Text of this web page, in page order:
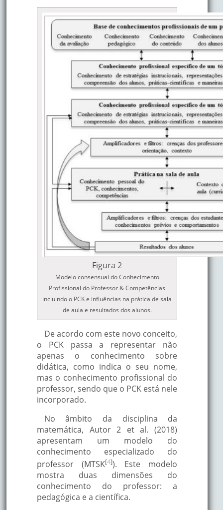
Figura 2
Modelo consensual do Conhecimento
Profissional do Professor & Competências
incluindo o PCK e influências na prática de sala
de aula e resultados dos alunos.
De acordo com este novo conceito,
o PCK passa a representar não
apenas o conhecimento sobre
didática, como indica o seu nome,
mas o conhecimento profissional do
professor, sendo que o PCK está nele
incorporado.
No âmbito da disciplina da
matemática, Autor 2 et al. (2018)
apresentam um modelo do
conhecimento especializado do
professor (MTSK[4]). Este modelo
mostra duas dimensões do
conhecimento do professor: a
pedagógica e a científica.